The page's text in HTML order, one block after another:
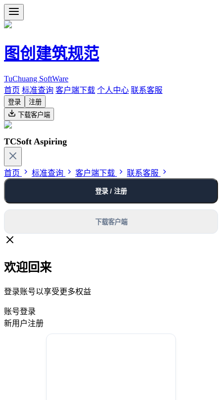
图创建筑规范
TuChuang SoftWare
首页 标准查询 客户端下载 个人中心 联系客服
登录
注册
下载客户端
TCSoft Aspiring
首页 标准查询 客户端下载 联系客服
登录 / 注册
下载客户端
欢迎回来
登录账号以享受更多权益
账号登录
新用户注册